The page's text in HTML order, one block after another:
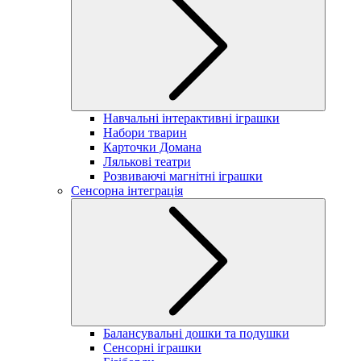
Навчальні інтерактивні іграшки
Набори тварин
Карточки Домана
Лялькові театри
Розвиваючі магнітні іграшки
Сенсорна інтеграція
Балансувальні дошки та подушки
Сенсорні іграшки